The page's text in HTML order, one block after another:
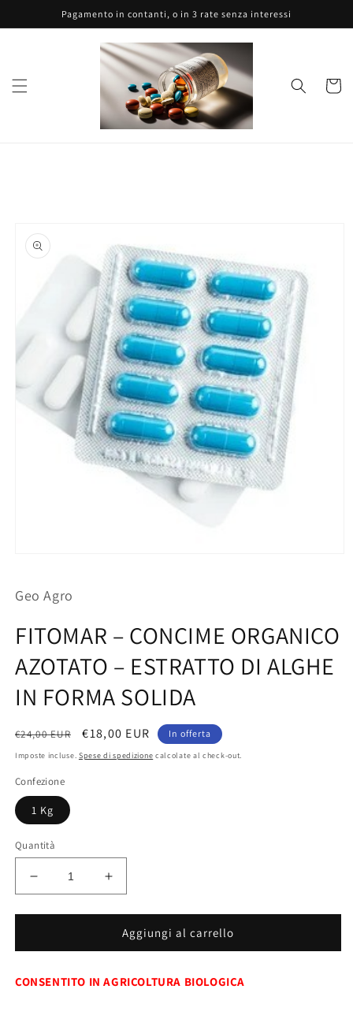
direttamente
ai contenuti
Pagamento in contanti, o in 3 rate senza interessi
Carrello
informazioni
sul prodotto
1
modale
Geo Agro
FITOMAR – CONCIME ORGANICO
AZOTATO – ESTRATTO DI ALGHE
IN FORMA SOLIDA
Prezzo
di
€24,00 EUR
Prezzo
scontato
€18,00 EUR In offerta
Imposte incluse. Spese di spedizione calcolate al check-out.
Confezione
1 Kg
Quantità
Diminuisci
quantità
per
–
ORGANICO
Aumenta
quantità
per
FITOMAR
–
ORGANICO
Aggiungi al carrello
CONSENTITO IN AGRICOLTURA BIOLOGICA